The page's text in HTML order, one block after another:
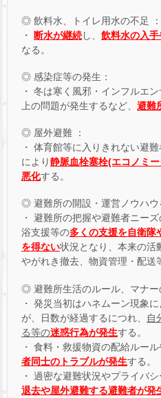
◎ 飲料水、トイレ用水の不足 ：
・
断水が継続し、 飲料水の入
なる。
◎ 感染症等の発生：
・ 冬は寒く風邪・インフルエ
上の問題が発生するなど、 避難
◎ 屋外避難 ：
・ 体育館等に入りきれない避
により静脈血栓塞栓(エコノミ
悪化する。
◎ 避難所の開設・運営ノウハウ
・ 避難所の把握や避難者ニー
浴支援等の多くの支援を自衛隊
を得ない状況となり、本来の活
やがれき撤去、物資管理・配送
◎ 避難所生活のルール、マナー
・ 発災当初はハネムーン現象
が、日数が経過するにつれ、
自
る等の迷惑行為が発生する。
・ 食料・救援物資の配給ルー
者同士のトラブルが発生する。
・ 過密な避難状況やプライバシ
退去や屋外避難する避難者が発